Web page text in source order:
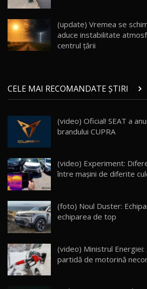
AutoBlog.MD
23:36
20
Noul ZEEKR 7X / Test
29:08
21
Micul BYD Dolphin Surf /
AutoBlog.MD
16:59
22
Noua Mazda 6e / Test
26:59
23
Lynk & Co 01 / Test Drive
25:19
ZEEKR 009: Cel mai
Van Electric Testat în
26:38
25
mai Exclusiv și Puternic
Moldova
32:21
(update) Vremea se
aduce instabilitate
centrul țării
CELE MAI RECOMANDATE ȘTIRI
(video) Oficial! SEAT a
brandului CUPRA
(video) Experiment:
între maşini de diferite
(foto) Noul Duster:
echiparea de top
(video) Ministrul Energiei:
partidă de motorină